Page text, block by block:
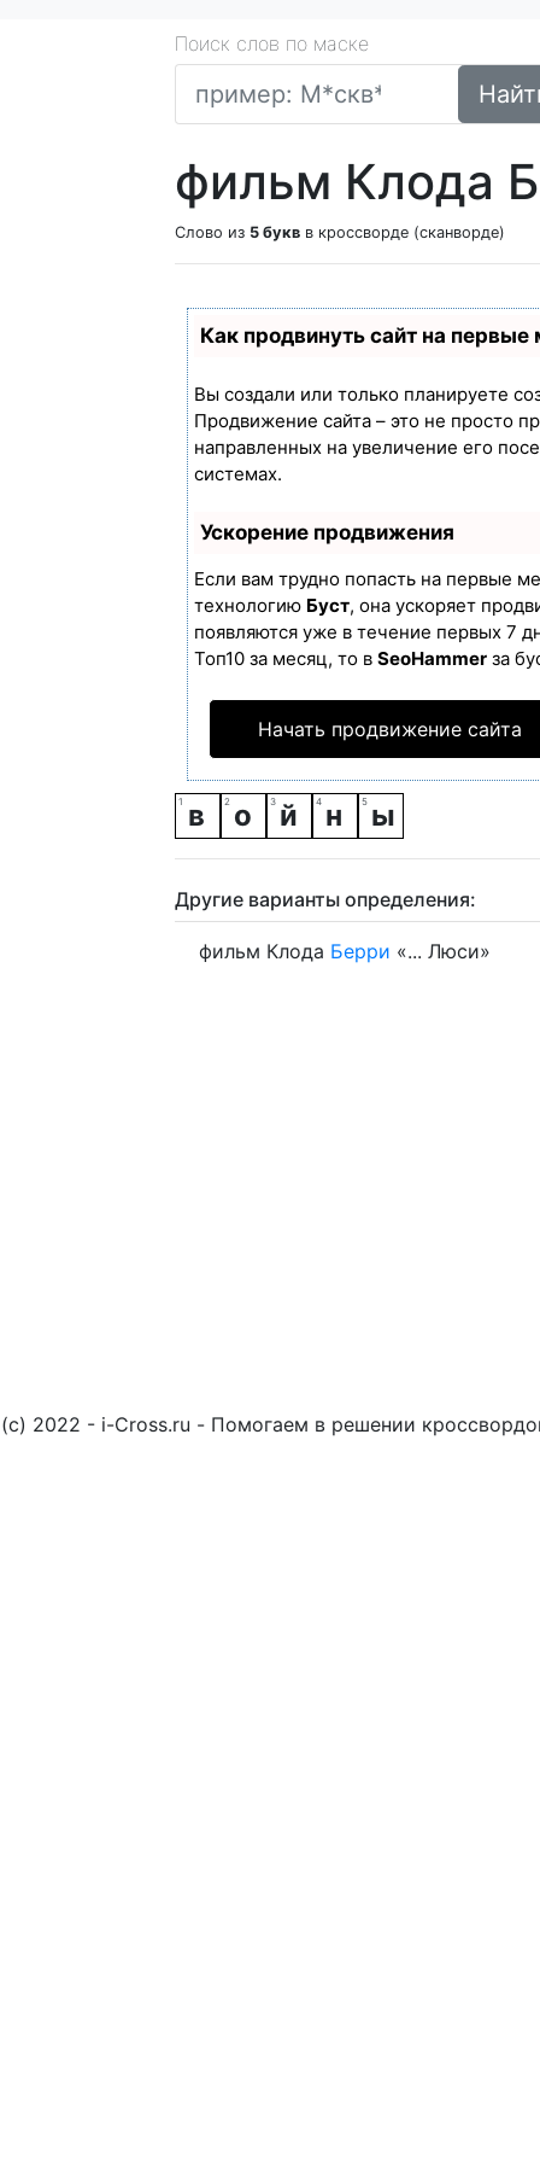
Поиск слов по маске
фильм Клода
Слово из 5 букв в кроссворде (сканворде)
Как продвинуть сайт на первые
Вы создали или только планируете
Продвижение сайта – это не просто
направленных на увеличение его
системах.
Ускорение продвижения
Если вам трудно попасть на первые
технологию Буст, она ускоряет
появляются уже в течение первых 7
Топ10 за месяц, то в SeoHammer за
Начать продвижение сайта
в о й н ы
Другие варианты определения:
фильм Клода Берри «... Люси»
(c) 2022 - i-Cross.ru - Помогаем в решении